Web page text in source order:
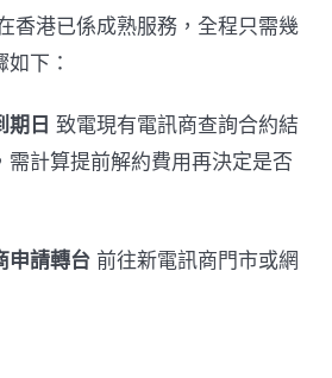
香港已係成熟服務，全程只需幾
下：
期日 致電現有電訊商查詢合約結
需計算提前解約費用再決定是否
申請轉台 前往新電訊商門市或網